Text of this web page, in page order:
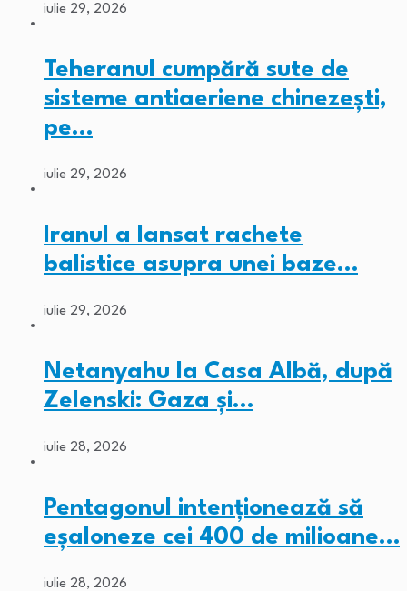
iulie 29, 2026
Teheranul cumpără sute de
sisteme antiaeriene chinezești,
pe…
iulie 29, 2026
Iranul a lansat rachete
balistice asupra unei baze…
iulie 29, 2026
Netanyahu la Casa Albă, după
Zelenski: Gaza și…
iulie 28, 2026
Pentagonul intenționează să
eșaloneze cei 400 de milioane…
iulie 28, 2026